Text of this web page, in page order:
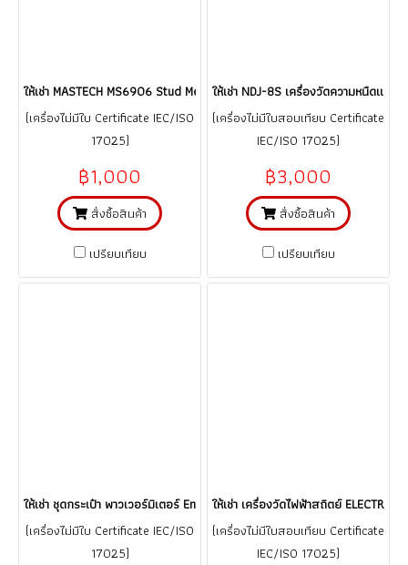
ให้เช่า MASTECH MS6906 Stud Metal Finder: Accurate Stud and Metal
(เครื่องไม่มีใบ Certificate IEC/ISO
17025)
฿1,000
สั่งซื้อสินค้า
เปรียบเทียบ
ให้เช่า NDJ-8S เครื่องวัดความหนืดแบ
(เครื่องไม่มีใบสอบเทียบ Certificate
IEC/ISO 17025)
฿3,000
สั่งซื้อสินค้า
เปรียบเทียบ
ให้เช่า ชุดกระเป๋า พาวเวอร์มิเตอร์ Entes Power Meter LogReader Kit () (เค
(เครื่องไม่มีใบ Certificate IEC/ISO
17025)
ให้เช่า เครื่องวัดไฟฟ้าสถิตย์
(เครื่องไม่มีใบสอบเทียบ Certificate
IEC/ISO 17025)